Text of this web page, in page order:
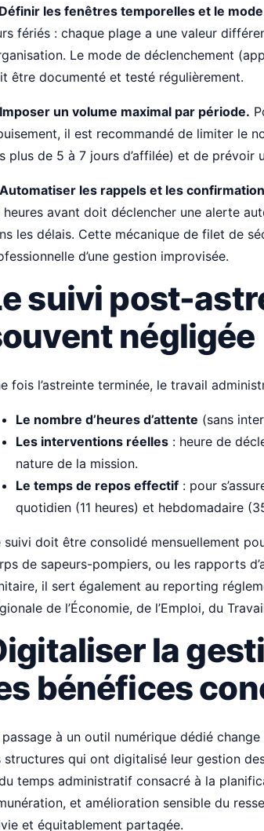
les fenêtres temporelles et le
fériés : chaque plage a une valeur
Le mode de déclenchement
être documenté et testé régulièrement.
un volume maximal par période.
il est recommandé de limiter le
plus de 5 à 7 jours d’affilée) et de prévoir
les rappels et les
heures avant doit déclencher une alerte
les délais. Cette mécanique de filet de
d’une gestion improvisée.
suivi post-
négligée
fois l’astreinte terminée, le travail
Le nombre d’heures d’attente (sans
Les interventions réelles : heure de
nature de la mission.
Le temps de repos effectif : pour
quotidien (11 heures) et hebdomadaire
suivi doit être consolidé mensuellement
de sapeurs-pompiers, ou les rapports
il sert également au reporting
de l’Économie, de l’Emploi, du
la
bénéfices
passage à un outil numérique dédié
structures qui ont digitalisé leur gestion
temps administratif consacré à la
et amélioration sensible du
et équitablement partagée.